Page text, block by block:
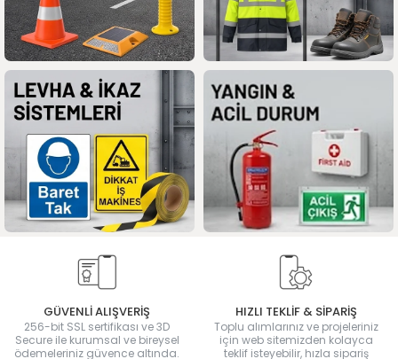
GÜVENLİ ALIŞVERİŞ
256-bit SSL sertifikası ve 3D
Secure ile kurumsal ve bireysel
ödemeleriniz güvence altında.
HIZLI TEKLİF & SİPARİŞ
Toplu alımlarınız ve projeleriniz
için web sitemizden kolayca
teklif isteyebilir, hızla sipariş